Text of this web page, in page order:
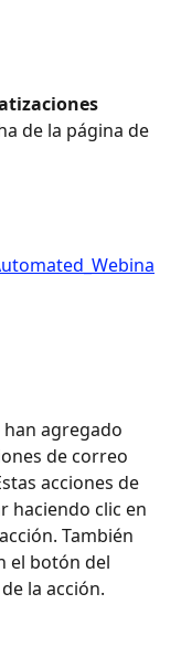
de la página de
agregado
de correo
acciones de
haciendo clic en
También
el botón del
la acción.